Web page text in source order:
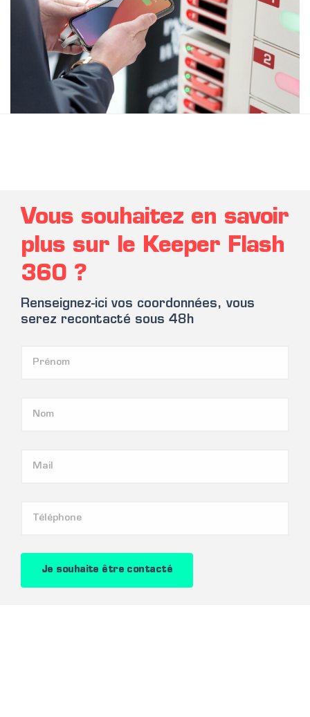
Vous souhaitez en savoir
plus sur le Keeper Flash
360 ?
Renseignez-ici vos coordonnées, vous
serez recontacté sous 48h
Je souhaite être contacté